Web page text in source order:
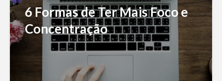
6 Formas de Ter Mais Foco e
Concentração